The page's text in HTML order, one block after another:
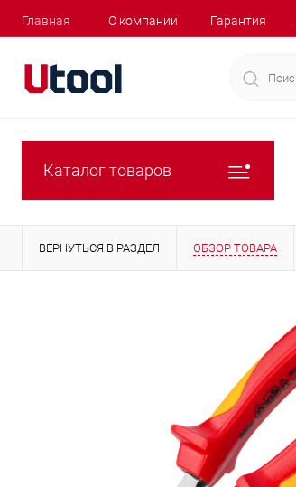
Главная О компании Гарантия
Каталог товаров
ВЕРНУТЬСЯ В РАЗДЕЛ ОБЗОР ТОВАРА